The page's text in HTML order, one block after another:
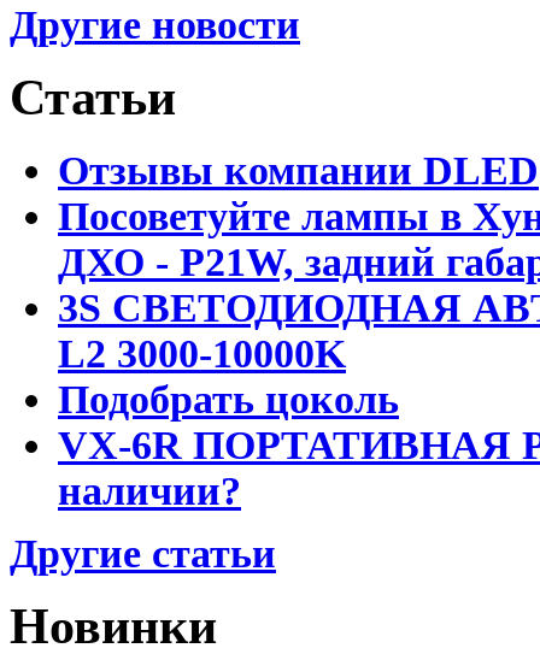
Другие новости
Статьи
Отзывы компании DLED
Посоветуйте лампы в
ДХО - P21W, задний
3S СВЕТОДИОДНАЯ
L2 3000-10000K
Подобрать цоколь
VX-6R ПОРТАТИВНАЯ
наличии?
Другие статьи
Новинки